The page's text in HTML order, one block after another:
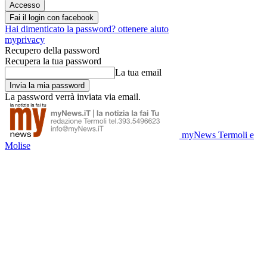
Fai il login con facebook
Hai dimenticato la password? ottenere aiuto
myprivacy
Recupero della password
Recupera la tua password
La tua email
La password verrà inviata via email.
myNews Termoli e
Molise